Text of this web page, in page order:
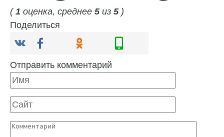
(1 оценка, среднее 5из 5)
Поделиться
Отправить комментарий
Имя
Сайт
Комментарий